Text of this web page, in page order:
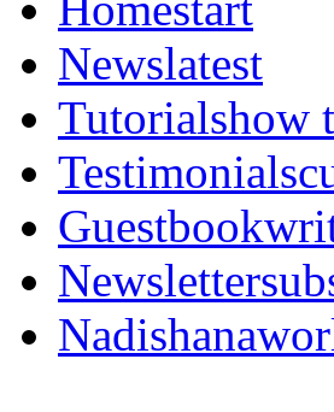
Newslatest
Tutorialshow
Testimonials
Guestbook
Newsletter
Nadishana